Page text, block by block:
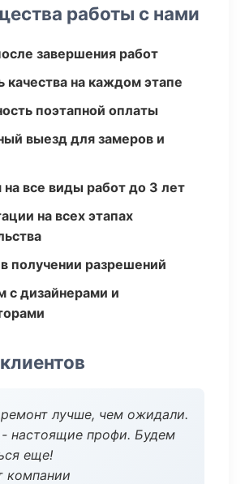
работы с нами
завершения работ
качества на каждом этапе
поэтапной оплаты
выезд для замеров и
на все виды работ до 3 лет
на всех этапах
получении разрешений
с дизайнерами и
лучше, чем ожидали.
настоящие профи. Будем
еще!
компании